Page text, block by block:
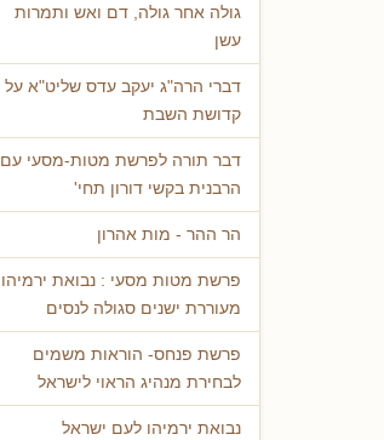
גולה אחר גולה, דם ואש ותמרות
עשן
דברי הרה"ג יעקב עדס שליט"א על
קדושת השבת
דבר תורה לפרשת מטות-מסעי עם
הרבנית בקשי דורון תחי'
הר ההר - מות אהרון
פרשת מטות מסעי : נבואת ירמיהו
מעוררת ישנים סגולה לנסים
פרשת פנחס- הוראות משמים
לבחירת מנהיג הראוי לישראל
נבואת ירמיהו לעם ישראל